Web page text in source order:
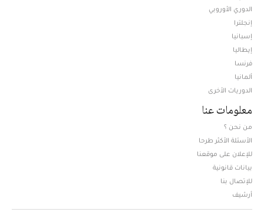
الدوري الأوروبي
إنجلترا
إسبانيا
إيطاليا
فرنسا
ألمانيا
الدوريات الأخرى
معلومات عنا
من نحن ؟
الأسئلة الأكثر طرحا
للإعلان على موقعنا
بيانات قانونية
للإتصال بنا
أرشيف